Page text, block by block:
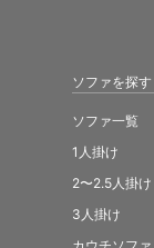
ソファを探す
ソファ一覧
1人掛け
2〜2.5人掛け
3人掛け